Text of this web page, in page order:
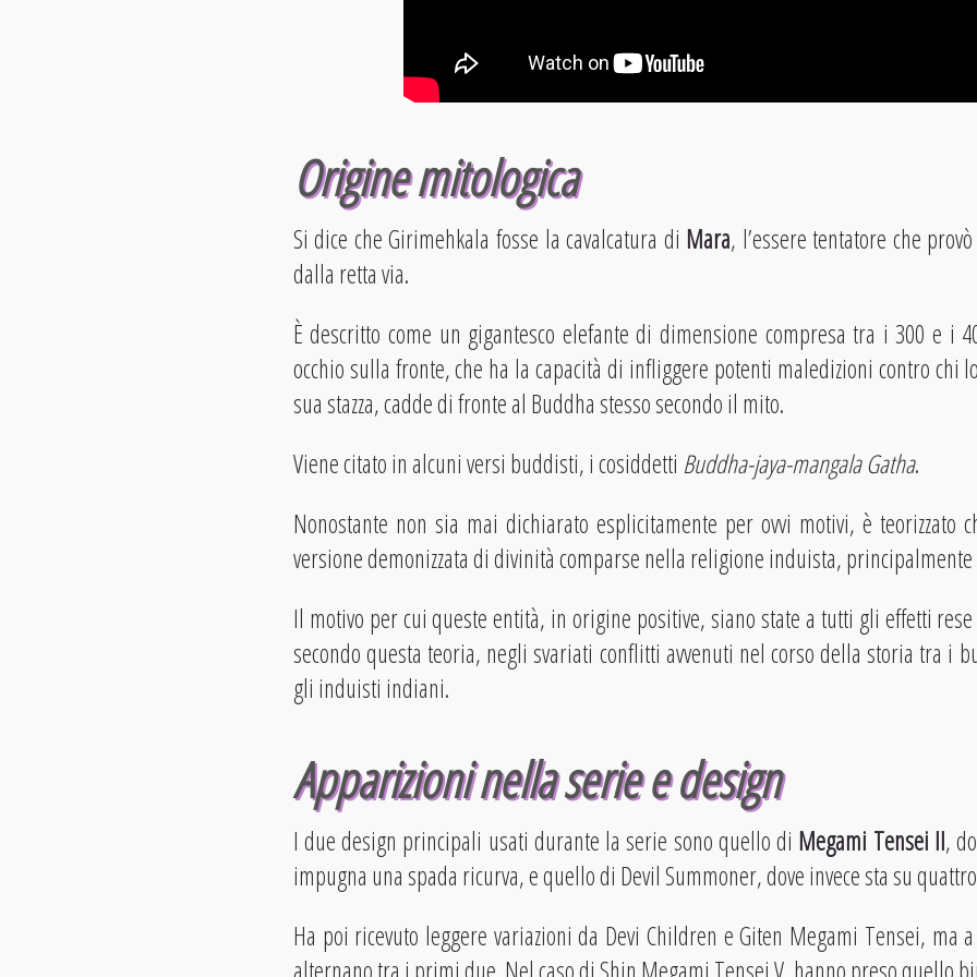
Origine mitologica
Si dice che Girimehkala fosse la cavalcatura di Mara, l’essere tentatore che
dalla retta via.
È descritto come un gigantesco elefante di dimensione compresa tra i 300 e i
occhio sulla fronte, che ha la capacità di infliggere potenti maledizioni contro chi
sua stazza, cadde di fronte al Buddha stesso secondo il mito.
Viene citato in alcuni versi buddisti, i cosiddetti Buddha-jaya-mangala Gatha.
Nonostante non sia mai dichiarato esplicitamente per ovvi motivi, è teorizzato
versione demonizzata di divinità comparse nella religione induista, principalmente
Il motivo per cui queste entità, in origine positive, siano state a tutti gli effetti
secondo questa teoria, negli svariati conflitti avvenuti nel corso della storia tra i
gli induisti indiani.
Apparizioni nella serie e design
I due design principali usati durante la serie sono quello di Megami Tensei II,
impugna una spada ricurva, e quello di Devil Summoner, dove invece sta su
Ha poi ricevuto leggere variazioni da Devi Children e Giten Megami Tensei, ma